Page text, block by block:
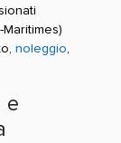
noleggio,
e